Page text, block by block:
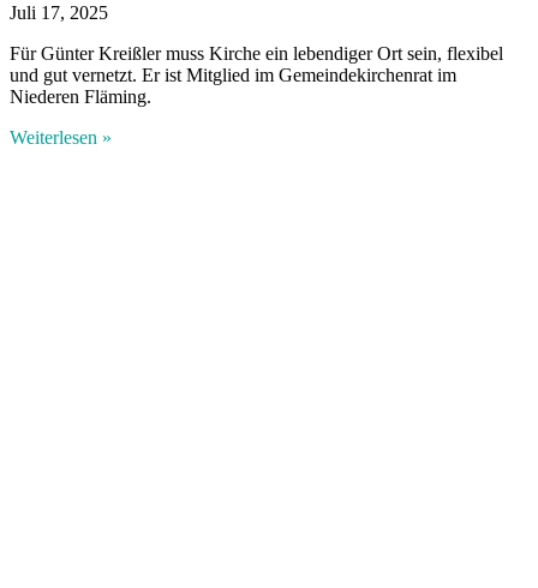
Juli 17, 2025
Für Günter Kreißler muss Kirche ein lebendiger Ort sein, flexibel
und gut vernetzt. Er ist Mitglied im Gemeindekirchenrat im
Niederen Fläming.
Weiterlesen »